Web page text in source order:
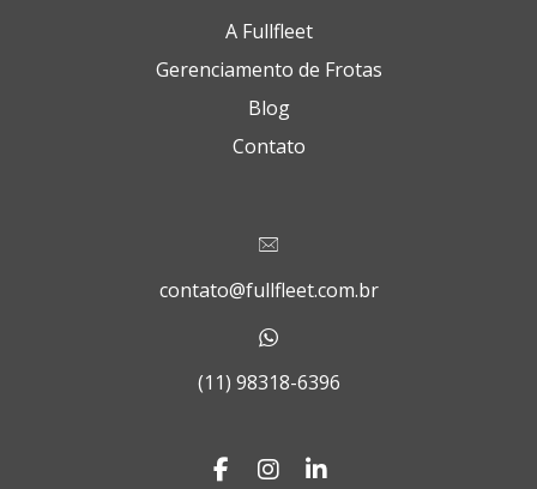
A Fullfleet
Gerenciamento de Frotas
Blog
Contato
contato@fullfleet.com.br
(11) 98318-6396